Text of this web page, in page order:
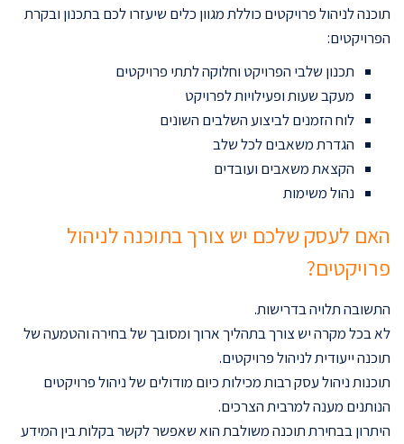
תוכנה לניהול פרויקטים כוללת מגוון כלים שיעזרו לכם בתכנון ובקרת
הפרויקטים:
תכנון שלבי הפרויקט וחלוקה לתתי פרויקטים
מעקב שעות ופעילויות לפרויקט
לוח הזמנים לביצוע השלבים השונים
הגדרת משאבים לכל שלב
הקצאת משאבים ועובדים
נהול משימות
האם לעסק שלכם יש צורך בתוכנה לניהול
פרויקטים?
התשובה תלויה בדרישות.
לא בכל מקרה יש צורך בתהליך ארוך ומסובך של בחירה והטמעה של
תוכנה ייעודית לניהול פרויקטים.
תוכנות ניהול עסק רבות מכילות כיום מודולים של ניהול פרויקטים
הנותנים מענה למרבית הצרכים.
היתרון בבחירת תוכנה משולבת הוא שאפשר לקשר בקלות בין המידע